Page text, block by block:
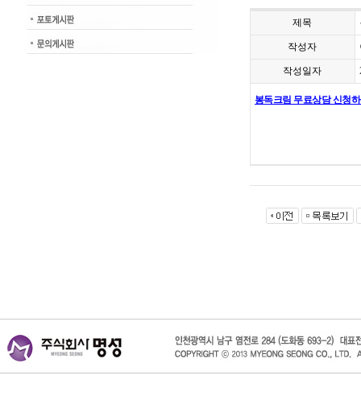
제목
작성자
작성일자
봉독크림 무료상담 신청